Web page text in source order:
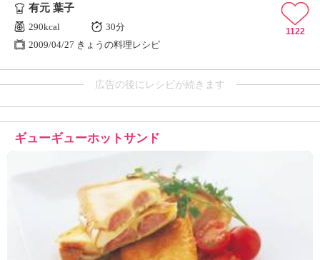
有元 葉子
290kcal
30分
2009/04/27 きょうの料理レシピ
1122
広告の後にレシピが続きます
ギューギューホットサンド